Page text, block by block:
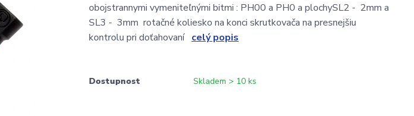
obojstrannymi vymeniteľnými bitmi : PH00 a PH0 a plochySL2 - 2mm a
SL3 - 3mm rotačné koliesko na konci skrutkovača na presnejšiu
kontrolu pri doťahovaní celý popis
Dostupnost Skladem > 10 ks